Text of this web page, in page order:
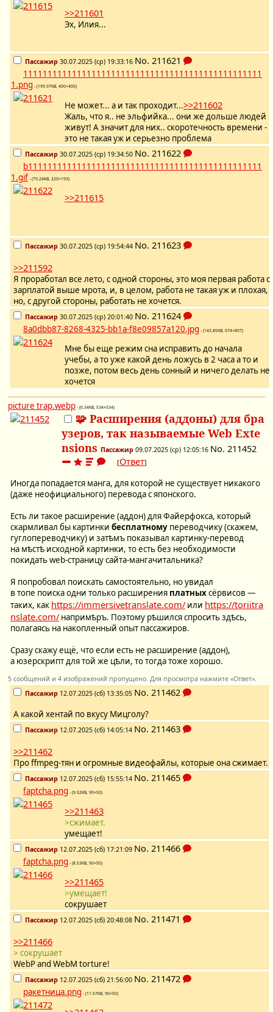
>>211601
Эх, Илия...
Пассажир 30.07.2025 (ср) 19:33:16 No. 211621
1111111111111111111111111111111111111111111111111
1.png - (199.97KB, 400×400)
Не может... а и так проходит...>>211602
Жаль, что я.. не эльфийка... они же дольше людей
живут! А значит для них.. скоротечность времени -
это не такая уж и серьезно проблема
Пассажир 30.07.2025 (ср) 19:34:50 No. 211622
b111111111111111111111111111111111111111111111111
1.gif - (79.24KB, 220×193)
>>211615
Пассажир 30.07.2025 (ср) 19:54:44 No. 211623
>>211592
Я проработал все лето, с одной стороны, это моя первая работа с
зарплатой выше мрота, и, в целом, работа не такая уж и плохая,
но, с другой стороны, работать не хочется.
Пассажир 30.07.2025 (ср) 20:01:40 No. 211624
8a0dbb87-8268-4325-bb1a-f8e09857a120.jpg - (143.85KB, 674×807)
Мне бы еще режим сна исправить до начала
учебы, а то уже какой день ложусь в 2 часа а то и
позже, потом весь день сонный и ничего делать не
хочется
picture trap.webp - (6.34KB, 534×534)
🧩 Расширения (аддоны) для бра
узеров, так называемые Web Exte
nsions Пассажир 09.07.2025 (ср) 12:05:16 No. 211452
[Ответ]
Иногда попадается манга, для которой не существует никакого
(даже неофициального) перевода с японского.
Есть ли такое расширение (аддон) для Файерфокса, который
скармливал бы картинки бесплатному переводчику (скажем,
гуглопереводчику) и затѣмъ показывал картинку-перевод
на мѣстѣ исходной картинки, то есть без необходимости
покидать web-страницу сайта-мангачитальника?
Я попробовал поискать самостоятельно, но увидал
в топе поиска одни только расширения платныхсёрвисов —
таких, как https://immersivetranslate.com/или https://toriitra
nslate.com/напримѣръ. Поэтому рѣшился спросить здѣсь,
полагаясь на накопленный опыт пассажиров.
Сразу скажу ещё, что если есть не расширение (аддон),
а юзерскрипт для той же цѣли, то тогда тоже хорошо.
5 сообщений и 4 изображений пропущено. Для просмотра нажмите «Ответ».
Пассажир 12.07.2025 (сб) 13:35:05 No. 211462
А какой хентай по вкусу Мицголу?
Пассажир 12.07.2025 (сб) 14:05:14 No. 211463
>>211462
Про ffmpeg-тян и огромные видеофайлы, которые она сжимает.
Пассажир 12.07.2025 (сб) 15:55:14 No. 211465
faptcha.png - (9.52KB, 90×50)
>>211463
>сжимает.
умещает!
Пассажир 12.07.2025 (сб) 17:21:09 No. 211466
faptcha.png - (8.53KB, 90×50)
>>211465
>умещает!
сокрушает
Пассажир 12.07.2025 (сб) 20:48:08 No. 211471
>>211466
> сокрушает
WebP and WebM torture!
Пассажир 12.07.2025 (сб) 21:56:00 No. 211472
ракетница.png - (11.57KB, 90×50)